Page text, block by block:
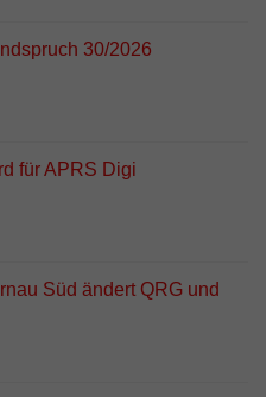
30/2026
für APRS Digi
Süd ändert QRG und